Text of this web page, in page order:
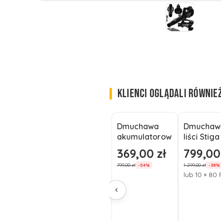
KLIENCI OGLĄDALI
Okazja
Dmuchawa
akumulatorow
a ALPINA ABL
48 Li
Cena promocyjna
369,00 zł
799,00 zł -54%
Okazja
liści Stiga
900 AE
a lekka
Cena
799,00
1 299,00 zł -38%
lub 10 × 80